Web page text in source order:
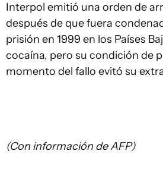
Interpol emitió una orden de
después de que fuera
prisión en 1999 en los Países
cocaína, pero su condición de
momento del fallo evitó su
(Con información de AFP)